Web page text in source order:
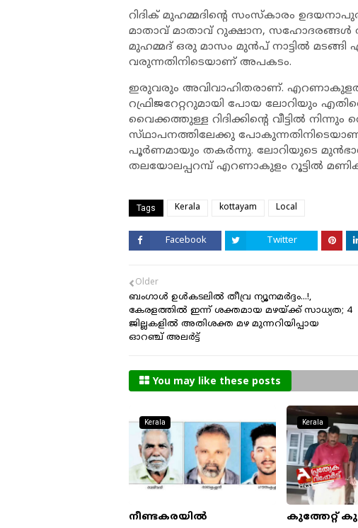
റിദിക് മുഹമ്മദിന്റെ സംസ്‌കാരം
മാതാവ് മാതാവ് റുക്ഷാന, സഹോദരങ്ങൾ
മുഹമ്മദ് ഒരു മാസം മുൻപ് നാട്ടിൽ മടങ്ങി
വരുന്നതിനിടെയാണ് അപകടം.
ഇരുവരും അവിവാഹിതരാണ്.
റഫ്രിജറേറ്ററുമായി പോയ ലോറിയും
വൈക്കത്തുള്ള റിദിക്കിന്റെ വീട്ടിൽ
സ്‌ഥാപനത്തിലേക്കു
പൂർണമായും തകർന്നു. ലോറിയുടെ
തലയോലപ്പറമ്പ് എറണാകുളം റൂട്ടിൽ
Tags Kerala kottayam Local
Facebook Twitter
Older
ബംഗാള്‍ ഉള്‍കടലില്‍ തീവ്ര ന്യൂനമര്‍ദ്ദം...!,
കേരളത്തില്‍ ഇന്ന് ശക്തമായ മഴയ്ക്ക് സാധ്യത; 4
ജില്ലകളില്‍ അതിശക്ത മഴ മുന്നറിയിപ്പായ
ഓറഞ്ച് അലര്‍ട്ട്
You may like these posts
Kerala
നീണ്ടകരയിൽ
Kerala
കുത്തേറ്റ്